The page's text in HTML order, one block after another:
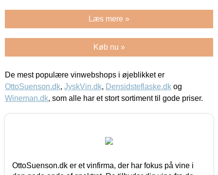
Læs mere »
Køb nu »
De mest populære vinwebshops i øjeblikket er
OttoSuenson.dk, JyskVin.dk, Densidsteflaske.dk og
Wineman.dk, som alle har et stort sortiment til gode priser.
OttoSuenson.dk er et vinfirma, der har fokus på vine i